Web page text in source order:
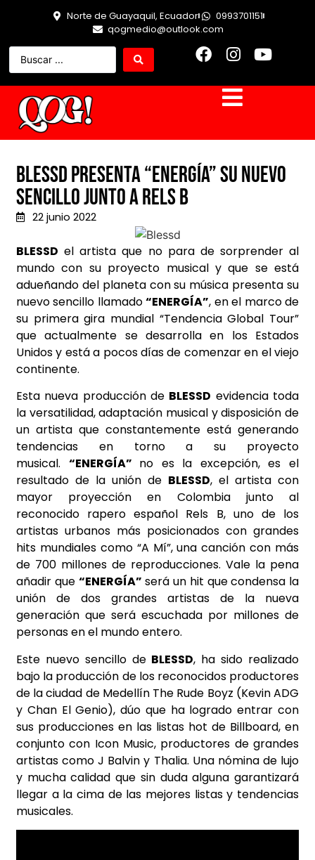
Norte de Guayaquil, Ecuador
0993701151
qogmedio@outlook.com
Blessd presenta “Energía” su nuevo
sencillo junto a Rels B
22 junio 2022
BLESSD el artista que no para de sorprender al
mundo con su proyecto musical y que se está
adueñando del planeta con su música presenta su
nuevo sencillo llamado“ENERGÍA”, en el marco de
su primera gira mundial “Tendencia Global Tour”
que actualmente se desarrolla en los Estados
Unidos y está a pocos días de comenzar en el viejo
continente.
Esta nueva producción de BLESSD evidencia toda
la versatilidad, adaptación musical y disposición de
un artista que constantemente está generando
tendencias en torno a su proyecto
musical. “ENERGÍA” no es la excepción, es el
resultado de la unión de BLESSD, el artista con
mayor proyección en Colombia junto al
reconocido rapero español Rels B, uno de los
artistas urbanos más posicionados con grandes
hits mundiales como “A Mí”, una canción con más
de 700 millones de reproducciones. Vale la pena
añadir que “ENERGÍA” será un hit que condensa la
unión de dos grandes artistas de la nueva
generación que será escuchada por millones de
personas en el mundo entero.
Este nuevo sencillo de BLESSD, ha sido realizado
bajo la producción de los reconocidos productores
de la ciudad de Medellín The Rude Boyz (Kevin ADG
y Chan El Genio), dúo que ha logrado entrar con
sus producciones en las listas hot de Billboard, en
conjunto con Icon Music, productores de grandes
artistas como J Balvin y Thalia. Una nómina de lujo
y mucha calidad que sin duda alguna garantizará
llegar a la cima de las mejores listas y tendencias
musicales.